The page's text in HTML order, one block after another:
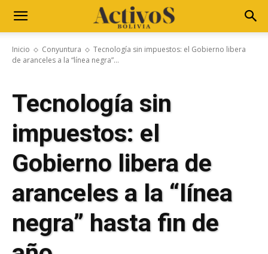
Inicio Conyuntura
Tecnología sin impuestos: el Gobierno libera
de aranceles a la “línea negra”...
Tecnología sin
impuestos: el
Gobierno libera de
aranceles a la “línea
negra” hasta fin de